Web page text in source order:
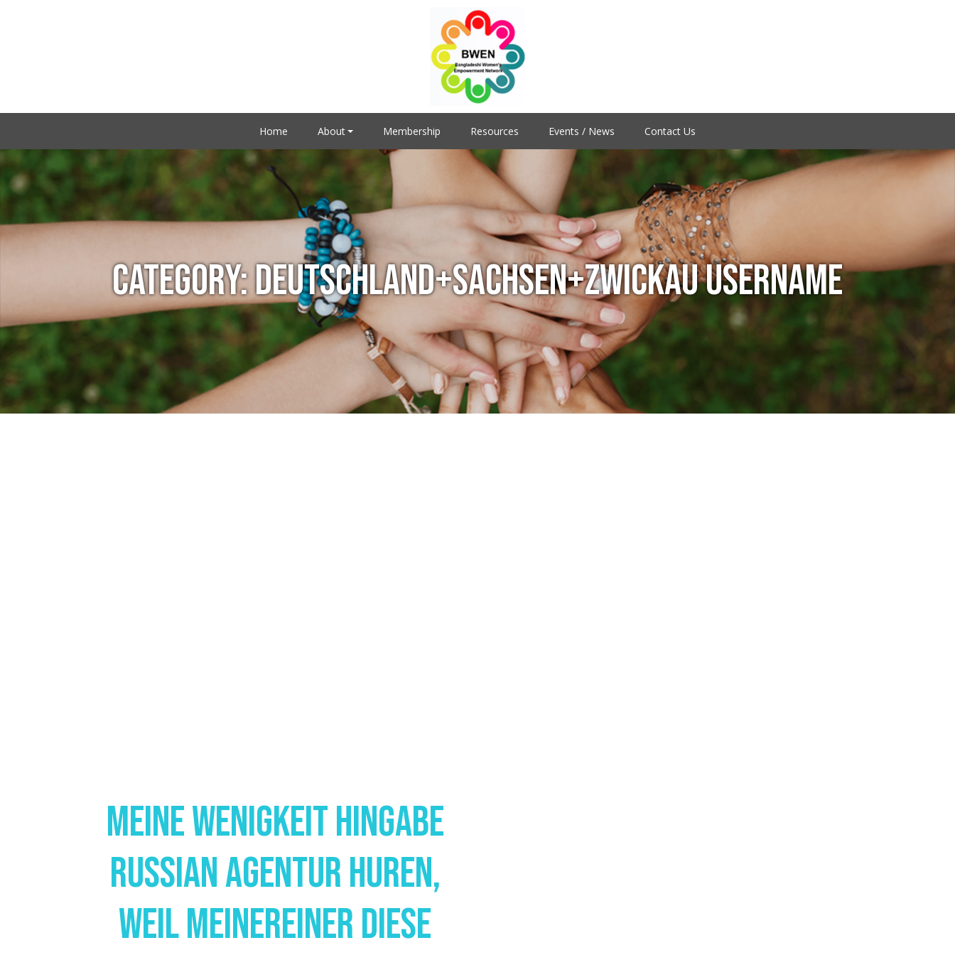
Home About Membership Resources Events / News Contact Us
CATEGORY:DEUTSCHLAND+SACHSEN+ZWICKAU USERNAME
Meine Wenigkeit Hingabe
Russian Agentur Huren,
Weil Meinereiner Diese